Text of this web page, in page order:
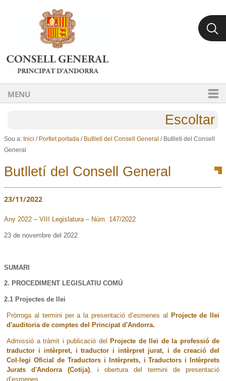
Ves al contingut.
Salta a la navegació
MENU
Escoltar
Sou a: Inici / Portlet portada / Butlletí del Consell General / Butlletí del Consell
General
Butlletí del Consell General
23/11/2022
Any 2022 – VIII Legislatura – Núm. 147/2022
23 de novembre del 2022
SUMARI
2. PROCEDIMENT LEGISLATIU COMÚ
2.1 Projectes de llei
Pròrroga al termini per a la presentació d’esmenes al
Projecte de llei
d'auditoria de comptes del Principat d'Andorra.
Admissió a tràmit i publicació del
Projecte de llei de la professió de
traductor i intèrpret, i traductor i intèrpret jurat, i de creació del
Col·legi Oficial de Traductors i Intèrprets, i Traductors i Intèrprets
Jurats d'Andorra (Cotija), i obertura del termini de presentació
d’esmenes